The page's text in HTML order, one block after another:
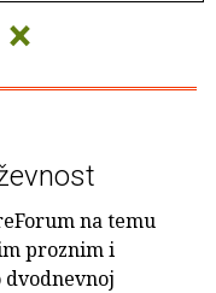
×
na temu
proznim i
dvodnevnoj